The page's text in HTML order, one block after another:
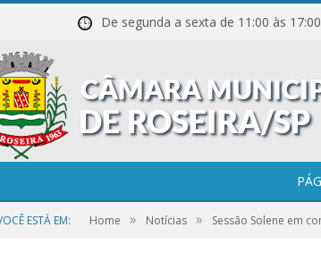
De segunda a sexta de 11:00 às
ESTÁ EM: Home » Notícias » Sessão Solene em